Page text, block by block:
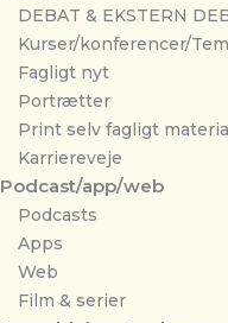
DEBAT & EKSTERN
Kurser/konferencer/
Fagligt nyt
Portrætter
Print selv fagligt
Karriereveje
Podcast/app/web
Podcasts
Apps
Web
Film & serier